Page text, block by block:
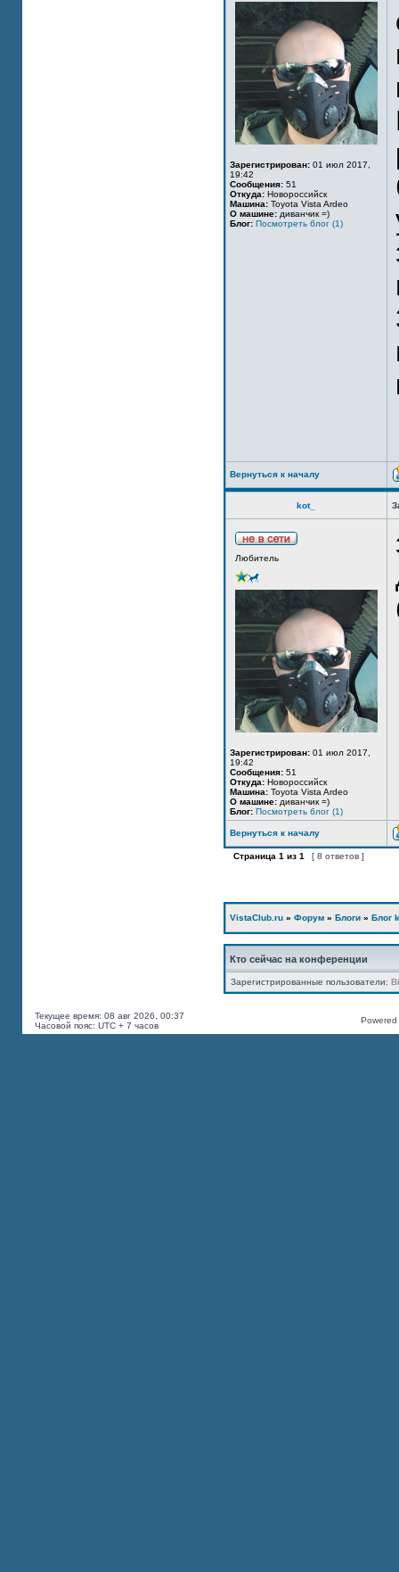
Зарегистрирован: 01 июл 2017,
19:42
Сообщения: 51
Откуда: Новороссийск
Машина: Toyota Vista Ardeo
О машине: диванчик =)
Блог: Посмотреть блог (1)
Вернуться к началу
kot_
Любитель
Зарегистрирован: 01 июл 2017,
19:42
Сообщения: 51
Откуда: Новороссийск
Машина: Toyota Vista Ardeo
О машине: диванчик =)
Блог: Посмотреть блог (1)
Вернуться к началу
Страница 1 из 1 [ 8 ответов ]
VistaClub.ru » Форум » Блоги » Блог
Кто сейчас на конференции
Зарегистрированные пользователи:
Текущее время: 08 авг 2026, 00:37
Часовой пояс: UTC + 7 часов